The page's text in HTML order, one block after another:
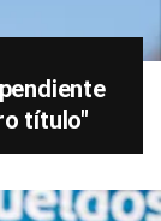
título"